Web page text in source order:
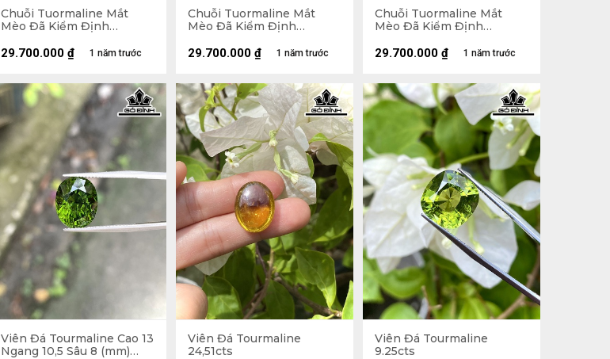
Chuỗi Tuormaline Mắt
Mèo Đã Kiểm Định
1 năm trước
29.700.000 ₫
Chuỗi Tuormaline Mắt
Mèo Đã Kiểm Định
1 năm trước
29.700.000 ₫
Chuỗi Tuormaline Mắt
Mèo Đã Kiểm Định
1 năm trước
29.700.000 ₫
Viên Đá Tourmaline Cao 13
Ngang 10,5 Sâu 8 (mm)
Viên Đá Tourmaline
24,51cts
Viên Đá Tourmaline
9.25cts